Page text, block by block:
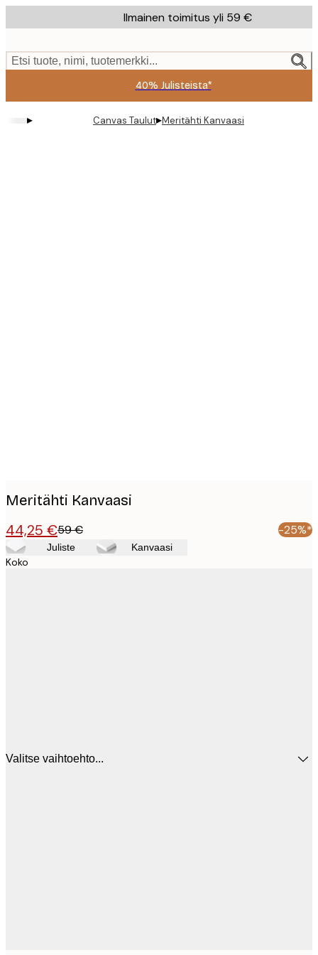
to
content.
Ilmainen toimitus yli 59 €
Etsi tuote, nimi, tuotemerkki...
40% Julisteista*
▸ Canvas Taulut▸Meritähti Kanvaasi
Meritähti Kanvaasi
44,25 €59 € -25%*
Juliste Kanvaasi
Koko
Valitse vaihtoehto...